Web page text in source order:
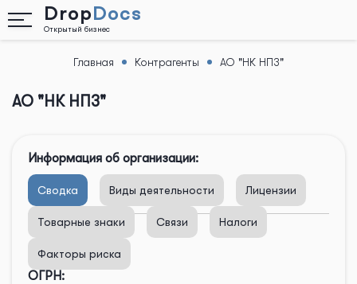
DropDocs
Открытый бизнес
Главная Контрагенты АО "НК НПЗ"
АО "НК НПЗ"
Информация об организации:
Сводка Виды деятельности Лицензии
Товарные знаки Связи Налоги
Факторы риска
ОГРН: